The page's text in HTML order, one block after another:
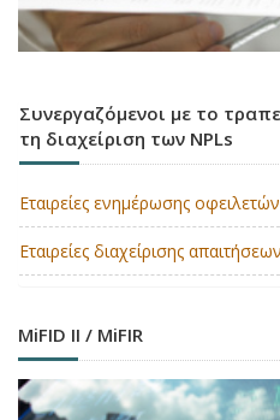
Συνεργαζόμενοι με το
τη διαχείριση των NPLs
Εταιρείες ενημέρωσης οφειλετών
Εταιρείες διαχείρισης
MiFID II / MiFIR